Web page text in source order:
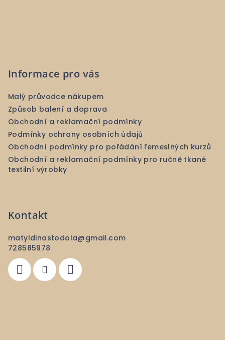
Informace pro vás
Malý průvodce nákupem
Způsob balení a doprava
Obchodní a reklamační podmínky
Podmínky ochrany osobních údajů
Obchodní podmínky pro pořádání řemeslných kurzů
Obchodní a reklamační podmínky pro ručně tkané
textilní výrobky
Kontakt
matyldinastodola@gmail.com
728585978